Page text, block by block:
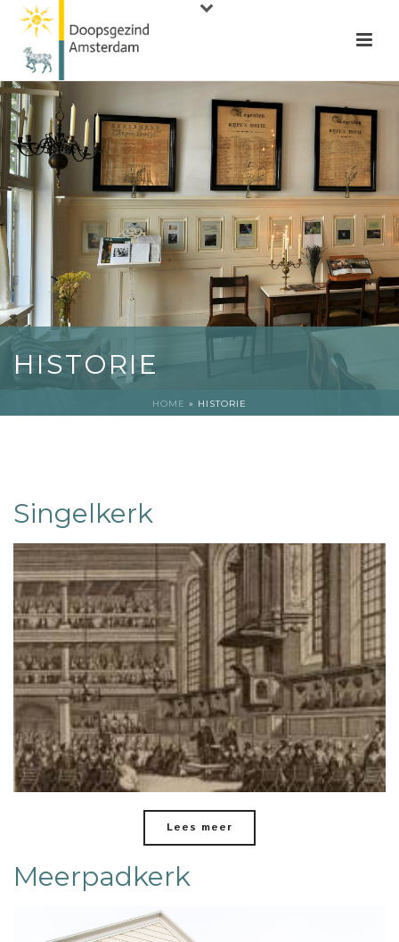
HISTORIE
HOME » HISTORIE
Singelkerk
Lees meer
Meerpadkerk